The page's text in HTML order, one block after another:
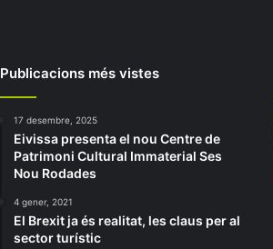
Publicacions més vistes
17 desembre, 2025
Eivissa presenta el nou Centre de
Patrimoni Cultural Immaterial Ses
Nou Rodades
4 gener, 2021
El Brexit ja és realitat, les claus per al
sector turístic